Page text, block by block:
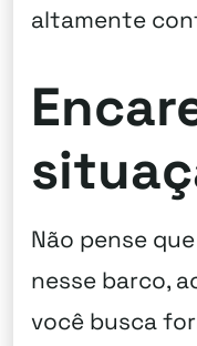
altamente
Não pense
nesse barco,
você busca